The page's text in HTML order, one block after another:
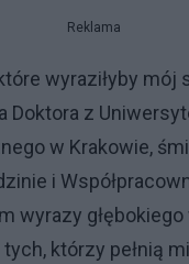
Reklama
wyraziłyby mój
Doktora z
w Krakowie,
i
wyrazy
którzy pełnią